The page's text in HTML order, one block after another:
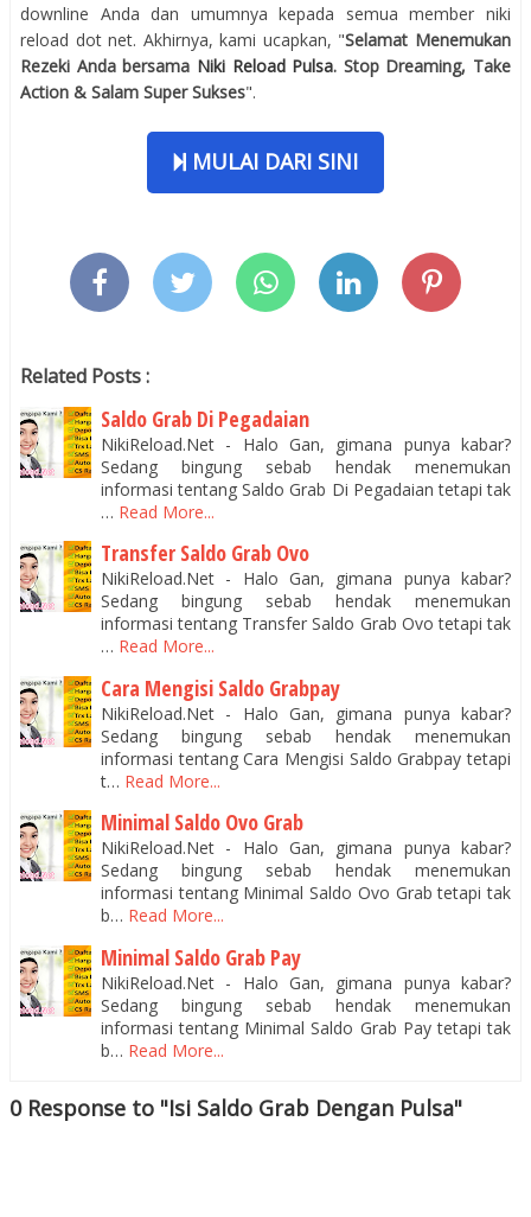
downline Anda dan umumnya kepada semua member niki
reload dot net. Akhirnya, kami ucapkan, "Selamat Menemukan
Rezeki Anda bersama Niki Reload Pulsa. Stop Dreaming, Take
Action & Salam Super Sukses".
MULAI DARI SINI
Related Posts :
Saldo Grab Di Pegadaian
NikiReload.Net - Halo Gan, gimana punya kabar?
Sedang bingung sebab hendak menemukan
informasi tentang Saldo Grab Di Pegadaian tetapi tak
… Read More...
Transfer Saldo Grab Ovo
NikiReload.Net - Halo Gan, gimana punya kabar?
Sedang bingung sebab hendak menemukan
informasi tentang Transfer Saldo Grab Ovo tetapi tak
… Read More...
Cara Mengisi Saldo Grabpay
NikiReload.Net - Halo Gan, gimana punya kabar?
Sedang bingung sebab hendak menemukan
informasi tentang Cara Mengisi Saldo Grabpay tetapi
t… Read More...
Minimal Saldo Ovo Grab
NikiReload.Net - Halo Gan, gimana punya kabar?
Sedang bingung sebab hendak menemukan
informasi tentang Minimal Saldo Ovo Grab tetapi tak
b… Read More...
Minimal Saldo Grab Pay
NikiReload.Net - Halo Gan, gimana punya kabar?
Sedang bingung sebab hendak menemukan
informasi tentang Minimal Saldo Grab Pay tetapi tak
b… Read More...
0 Response to "Isi Saldo Grab Dengan Pulsa"